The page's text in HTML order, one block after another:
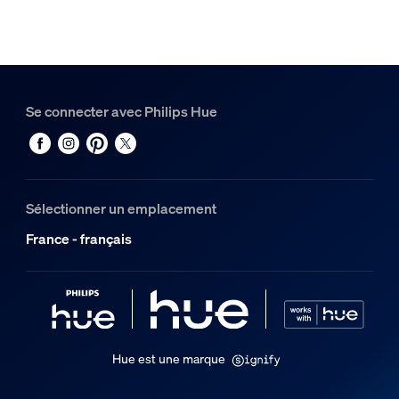
0,47 kg
Poids brut
0,94 kg
14 cm
Longueur
17,6 cm
Largeur
Se connecter avec Philips Hue
Sélectionner un emplacement
France - français
Hue est une marque